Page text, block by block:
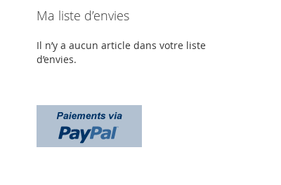
Ma liste d’envies
Il n’y a aucun article dans votre liste
d’envies.